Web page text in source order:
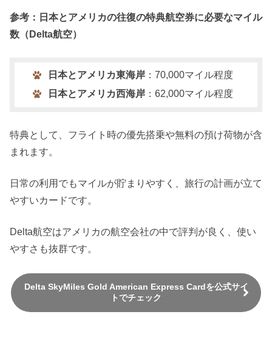
参考：日本とアメリカの往復の特典航空券に必要なマイル
数（Delta航空）
日本とアメリカ東海岸：70,000マイル程度
日本とアメリカ西海岸：62,000マイル程度
特典として、フライト時の優先搭乗や無料の預け荷物が含
まれます。
日常の利用でもマイルが貯まりやすく、旅行の計画が立て
やすいカードです。
Delta航空はアメリカの航空会社の中で評判が良く、使い
やすさも抜群です。
Delta SkyMiles Gold American Express Cardを公式サイ
トでチェック